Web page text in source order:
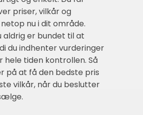
priser, vilkår og
nu i dit område.
aldrig er bundet til at
du indhenter vurderinger
hele tiden kontrollen. Så
på at få den bedste pris
vilkår, når du beslutter